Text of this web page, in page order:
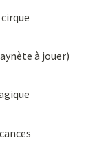
à jouer)